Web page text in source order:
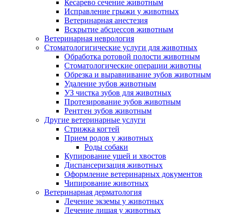
Кесарево сечение животным
Исправление грыжи у животных
Ветеринарная анестезия
Вскрытие абсцессов животным
Ветеринарная неврология
Стоматологигические услуги для животных
Обработка ротовой полости животным
Стоматологические операции животны
Обрезка и выравнивание зубов животным
Удаление зубов животным
УЗ чистка зубов для животных
Протезирование зубов животным
Рентген зубов животным
Другие ветеринарные услуги
Стрижка когтей
Прием родов у животных
Роды собаки
Купирование ушей и хвостов
Диспансеризация животных
Оформление ветеринарных документов
Чипирование животных
Ветеринарная дерматология
Лечение экземы у животных
Лечение лишая у животных